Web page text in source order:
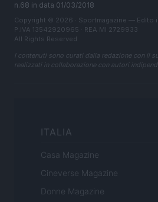
n.68 in data 01/03/2018
Copyright © 2026 · Sportmagazine — Edito
P.IVA 13542920965 · REA MI 2729933
All Rights Reserved
I contenuti sono curati dalla redazione con il
realizzati in collaborazione con autori
ITALIA
Casa Magazine
Cineverse Magazine
Donne Magazine